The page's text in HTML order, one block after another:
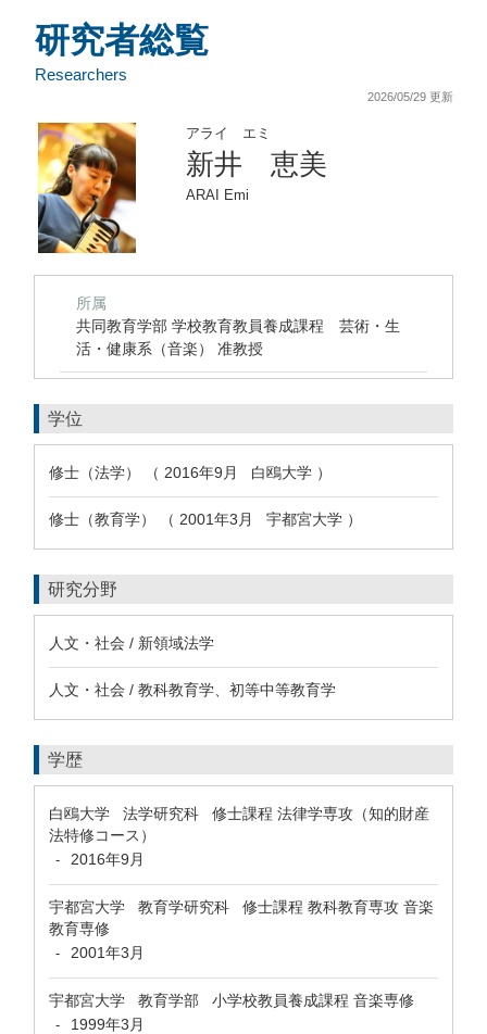
研究者総覧
Researchers
2026/05/29 更新
アライ エミ
新井 恵美
ARAI Emi
所属
共同教育学部 学校教育教員養成課程 芸術・生
活・健康系（音楽） 准教授
学位
修士（法学） （ 2016年9月 白鴎大学 ）
修士（教育学） （ 2001年3月 宇都宮大学 ）
研究分野
人文・社会 / 新領域法学
人文・社会 / 教科教育学、初等中等教育学
学歴
白鴎大学 法学研究科 修士課程 法律学専攻（知的財産
法特修コース）
- 2016年9月
宇都宮大学 教育学研究科 修士課程 教科教育専攻 音楽
教育専修
- 2001年3月
宇都宮大学 教育学部 小学校教員養成課程 音楽専修
- 1999年3月